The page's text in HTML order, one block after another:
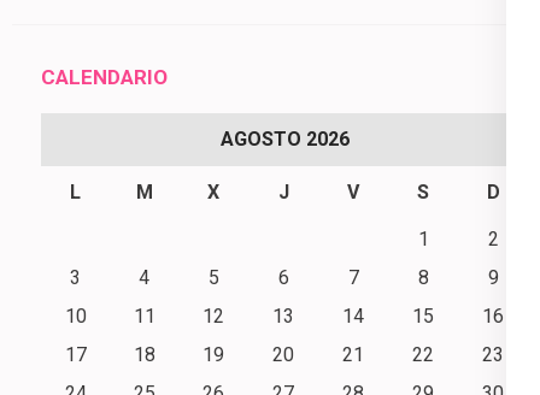
CALENDARIO
AGOSTO 2026
L M X J V S D
1
2
3
4 5 6 7 8
9
10
11 12 13 14 15
16
17
18 19 20 21 22
23